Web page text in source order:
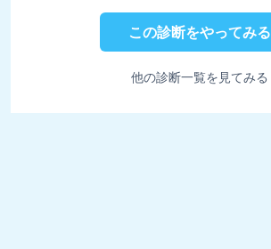
この診断をやってみる
他の診断一覧を見てみる